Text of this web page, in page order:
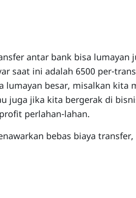
antar bank bisa lumayan
saat ini adalah 6500 per-
lumayan besar, misalkan kita
juga jika kita bergerak di
perlahan-lahan.
bebas biaya